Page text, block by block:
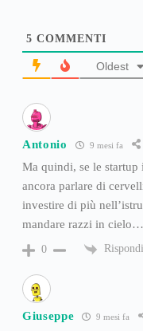
5 COMMENTI
Oldest
Antonio 9 mesi fa
Ma quindi, se le startup
ancora parlare di
investire di più
mandare razzi in cielo…
0 Rispondi
Giuseppe 9 mesi fa